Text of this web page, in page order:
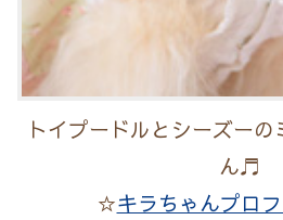
トイプードルとシーズー
ん♬
☆キラちゃんプロ